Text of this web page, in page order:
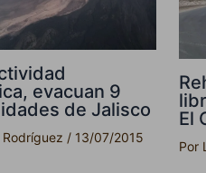
evacuan 9
de Jalisco
Rodríguez / 13/07/2015
El
Por